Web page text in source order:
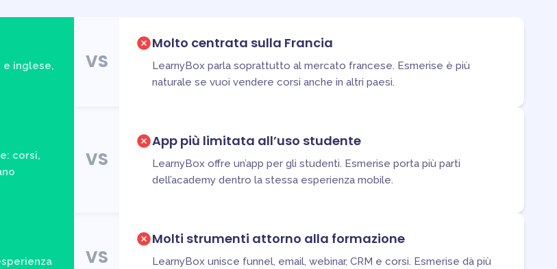
e inglese,
VS
Molto centrata sulla Francia
LearnyBox parla soprattutto al mercato francese. Esmerise è più
naturale se vuoi vendere corsi anche in altri paesi.
corsi,
VS
App più limitata all’uso studente
LearnyBox offre un’app per gli studenti. Esmerise porta più parti
dell’academy dentro la stessa esperienza mobile.
VS
Molti strumenti attorno alla formazione
LearnyBox unisce funnel, email, webinar, CRM e corsi. Esmerise dà più